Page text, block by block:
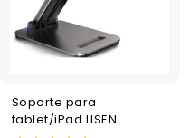
Soporte para
tablet/iPad LISEN